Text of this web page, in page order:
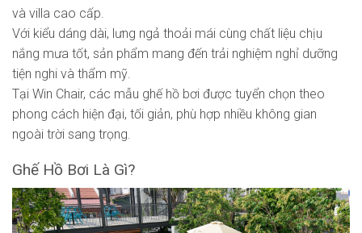
và villa cao cấp.
Với kiểu dáng dài, lưng ngả thoải mái cùng chất liệu chịu
nắng mưa tốt, sản phẩm mang đến trải nghiệm nghỉ dưỡng
tiện nghi và thẩm mỹ.
Tại Win Chair, các mẫu ghế hồ bơi được tuyển chọn theo
phong cách hiện đại, tối giản, phù hợp nhiều không gian
ngoài trời sang trọng.
Ghế Hồ Bơi Là Gì?